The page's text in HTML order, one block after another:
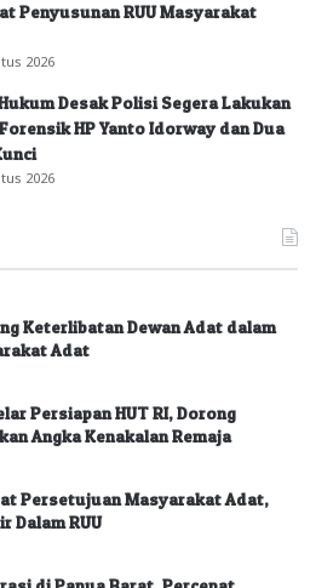
Penyusunan RUU Masyarakat
2026
Desak Polisi Segera Lakukan
HP Yanto Idorway dan Dua
2026
Keterlibatan Dewan Adat dalam
Adat
Persiapan HUT RI, Dorong
Angka Kenakalan Remaja
Persetujuan Masyarakat Adat,
Dalam RUU